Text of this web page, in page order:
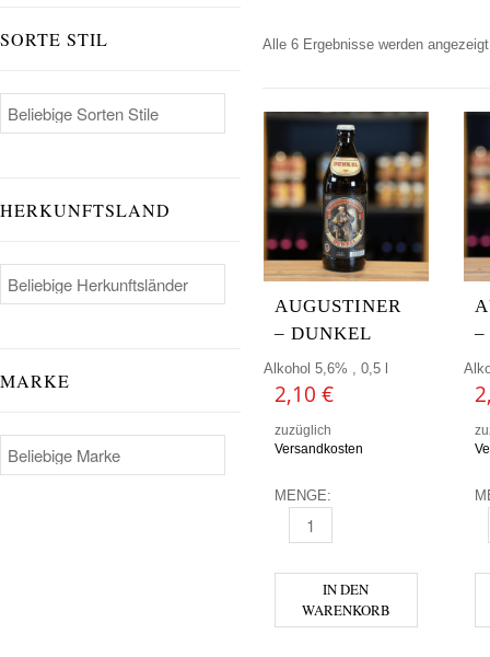
SORTE STIL
HERKUNFTSLAND
MARKE
Alle 6 Ergebnisse werden angezeigt
AUGUSTINER
– DUNKEL
Alkohol 5,6% , 0,5 l
2,10 €
zuzüglich
Versandkosten
MENGE:
AUGUSTINER - DUNKEL
IN DEN
WARENKORB
–